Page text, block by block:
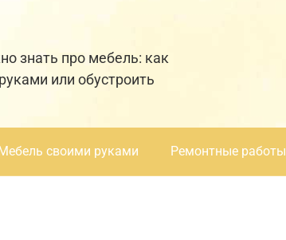
знать про мебель: как
или обустроить
своими руками Ремонтные работы